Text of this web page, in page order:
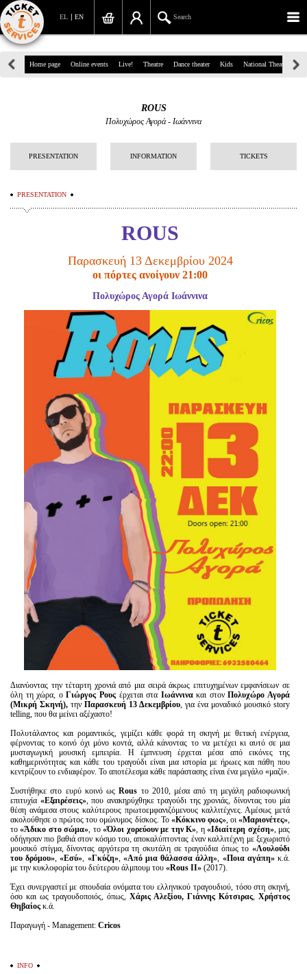
EN
EL Search
39, Panepistimiou Str, Athens
info@ticketservices.gr
Search
Sign up/Sign in
Search your order
Information
Είσοδος διαχειριστή
Home page Online events Live! Theatre Dance theater Kids National Theatre
ROUS
Πολυχώρος Αγορά - Ιωάννινα
PRESENTATION INFORMATION TICKETS
PRESENTATION
ROUS
Παρασκευή 13 Δεκεμβρίου 2024
οι πόρτες ανοίγουν 21:00
Πολυχώρος Αγορά Ιωάννινα
Διανύοντας την τέταρτη χρονιά από μια σειρά άκρως επιτυχημένων εμφανίσεων σε
όλη τη χώρα, οΓιώργος Ρουςέρχεται στα Ιωάννινακαι στονΠολυχώρο Αγορά
(Μικρή Σκηνή), την Παρασκευή 13 Δεκεμβρίου για ένα μοναδικό μουσικό story
telling, που θα μείνει αξέχαστο!
Πολυτάλαντος και ρομαντικός, γεμίζει κάθε φορά τη σκηνή με θετική ενέργεια,
φέρνοντας το κοινό όχι μόνο κοντά, αλλά κάνοντας το να μετέχει κι αυτό σε μια
μυσταγωγική μουσική εμπειρία. Η έμπνευση έρχεται μέσα από εικόνες της
καθημερινότητας και κάθε του τραγούδι είναι μια ιστορία με ήρωες και πάθη που
κεντρίζουν το ενδιαφέρον. Το αποτέλεσμα κάθε παράστασης είναι ένα μεγάλο «μαζί».
Συστήθηκε στο ευρύ κοινό ωςRous το 2010, μέσα από τη μεγάλη ραδιοφωνική
επιτυχία «Εξαιρέσεις», που ανακηρύχθηκε τραγούδι της χρονιάς, δίνοντας του μία
θέση ανάμεσα στους καλύτερους πρωτοεμφανιζόμενους καλλιτέχνες. Αμέσως μετά
ακολούθησε ο πρώτος του ομώνυμος δίσκος. Το «Κόκκινο φως», οι«Μαριονέτες»
το«Άδικο στο σώμα» , το«Όλοι χορεύουν με την Κ» , η«Ιδιαίτερη σχέση», μας
οδήγησαν πιο βαθιά στον κόσμο του, αποκαλύπτοντας έναν καλλιτέχνη με ξεχωριστό
μουσικό στίγμα, δίνοντας αργότερα τη σκυτάλη σε τραγούδια όπως το «Λουλούδι
του δρόμου» ,«Εσύ» «Γκύζη», «Από μια θάλασσα άλλη» «Ποια αγάπη»κ.ά.
με την κυκλοφορία του δεύτερου άλμπουμ του «Rous II» (2017).
Έχει συνεργαστεί με σπουδαία ονόματα του ελληνικού τραγουδιού, τόσο στη σκηνή,
όσο και ως τραγουδοποιός, όπως, Χάρις Αλεξίου, Γιάννης Κότσιρας Χρήστος
Θηβαίος κ.ά.
Παραγωγή - Management: Cricos
INFO